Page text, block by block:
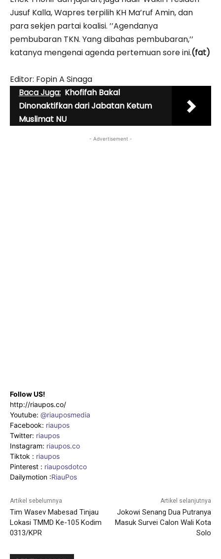
Jusuf Kalla, Wapres terpilih KH Ma’ruf Amin, dan
para sekjen partai koalisi. ’’Agendanya
pembubaran TKN. Yang dibahas pembubaran,’’
katanya mengenai agenda pertemuan sore ini.(fat)
Editor: Fopin A Sinaga
Baca Juga: Khofifah Bakal
Dinonaktifkan dari Jabatan Ketum
Muslimat NU
- Advertisement -
Follow US!
http://riaupos.co/
Youtube: @riauposmedia
Facebook: riaupos
Twitter: riaupos
Instagram: riaupos.co
Tiktok : riaupos
Pinterest : riauposdotco
Dailymotion :RiauPos
Artikel sebelumnya
Tim Wasev Mabesad Tinjau
Lokasi TMMD Ke-105 Kodim
0313/KPR
Artikel selanjutnya
Jokowi Senang Dua Putranya
Masuk Survei Calon Wali Kota
Solo